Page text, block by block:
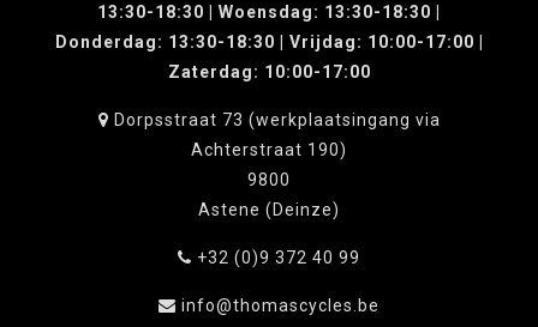
13:30-18:30 | Woensdag: 13:30-18:30 |
Donderdag: 13:30-18:30 | Vrijdag: 10:00-17:00 |
Zaterdag: 10:00-17:00
Dorpsstraat 73 (werkplaatsingang via
Achterstraat 190)
9800
Astene (Deinze)
+32 (0)9 372 40 99
info@thomascycles.be